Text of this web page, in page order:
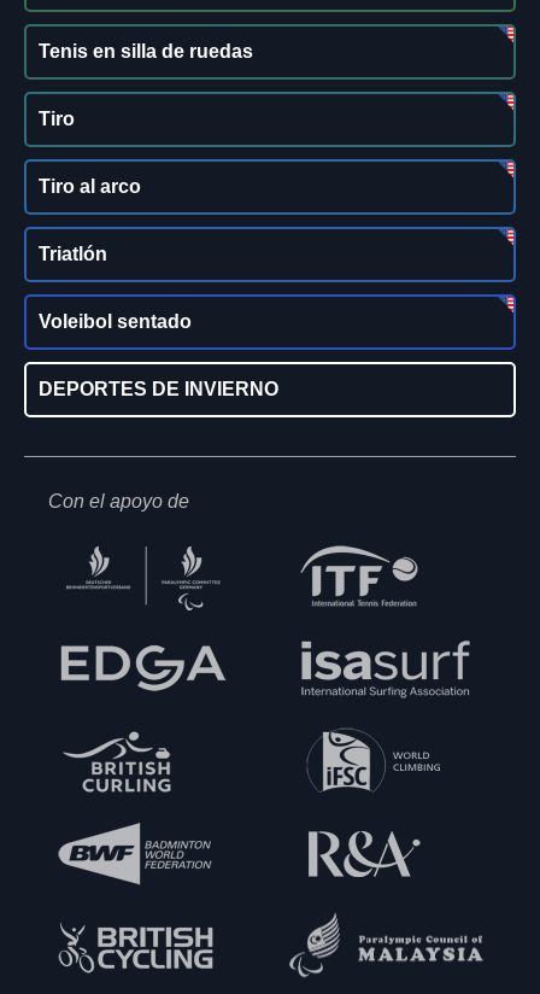
Tenis en silla de ruedas
Tiro
Tiro al arco
Triatlón
Voleibol sentado
DEPORTES DE INVIERNO
Con el apoyo de